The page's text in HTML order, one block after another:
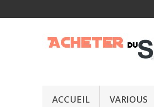
ACCUEIL VARIOUS